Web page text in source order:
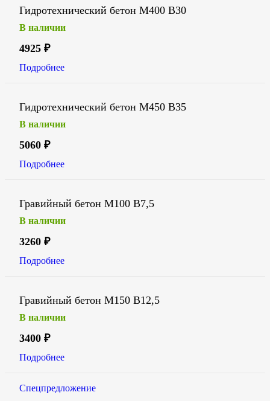
Гидротехнический бетон М400 В30
В наличии
4925 ₽
Подробнее
Гидротехнический бетон М450 В35
В наличии
5060 ₽
Подробнее
Гравийный бетон М100 В7,5
В наличии
3260 ₽
Подробнее
Гравийный бетон М150 В12,5
В наличии
3400 ₽
Подробнее
Спецпредложение